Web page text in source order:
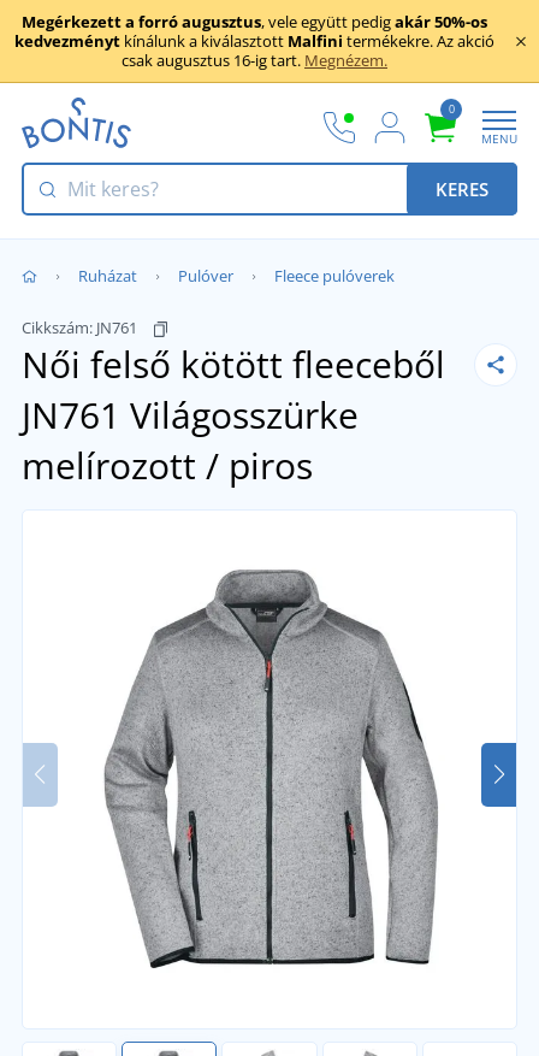
Megérkezett a forró augusztus, vele együtt pedigakár 50%-os
kedvezményt kínálunk a kiválasztott Malfini termékekre. Az akció
csak augusztus 16-ig tart. Megnézem.
0
MENU
KERES
Ruházat Pulóver Fleece pulóverek
Cikkszám: JN761
Női felső kötött fleeceből
JN761 Világosszürke
melírozott / piros